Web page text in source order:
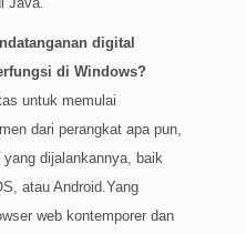
digital
di Windows?
untuk memulai
dari perangkat apa pun,
dijalankannya, baik
atau Android.Yang
web kontemporer dan